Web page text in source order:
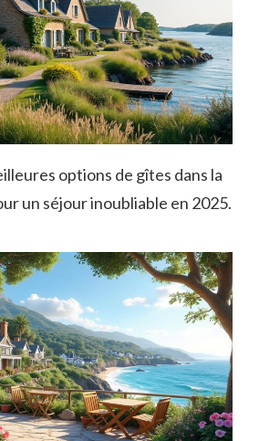
options de gîtes dans la
un séjour inoubliable en 2025.